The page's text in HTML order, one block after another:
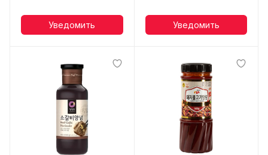
Уведомить Уведомить